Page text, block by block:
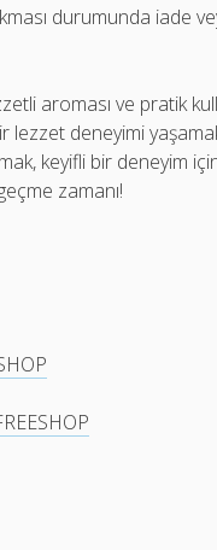
durumunda iade
aroması ve pratik
deneyimi
keyifli bir deneyim
zamanı!